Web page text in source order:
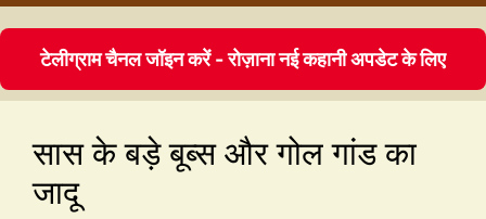
टेलीग्राम चैनल जॉइन करें - रोज़ाना नई कहानी अपडेट के लिए
सास के बड़े बूब्स और गोल गांड का
जादू